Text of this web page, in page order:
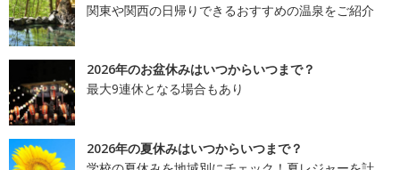
関東や関西の日帰りできるおすすめの温泉をご紹介
2026年のお盆休みはいつからいつまで？
最大9連休となる場合もあり
2026年の夏休みはいつからいつまで？